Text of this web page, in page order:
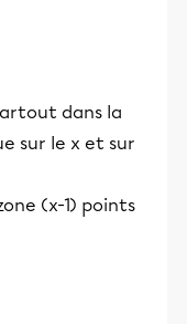
)
dans la
sur le x et sur
(x-1) points
)